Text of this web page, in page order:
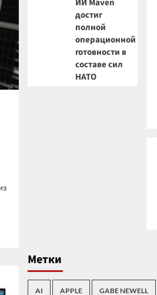
ИИ Maven
достиг
полной
операционной
готовности в
составе сил
НАТО
Метки
AI APPLE GABE NEWELL